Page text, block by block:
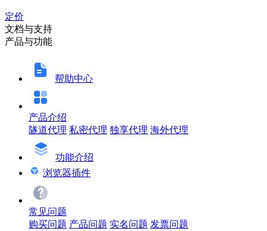
定价
文档与支持
产品与功能
帮助中心
产品介绍
隧道代理 私密代理 独享代理 海外代理
功能介绍
浏览器插件
常见问题
购买问题 产品问题 实名问题 发票问题